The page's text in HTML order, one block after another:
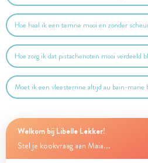
Hoe haal ik een terrine mooi en zonder
Hoe zorg ik dat pistachenoten mooi
Moet ik een vleesterrine altijd au bain-marie
Welkom bij Libelle Lekker!
Stel je kookvraag aan Maia...